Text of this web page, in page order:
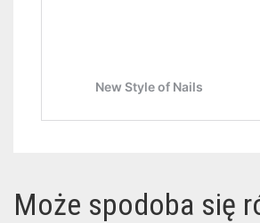
Może spodoba się